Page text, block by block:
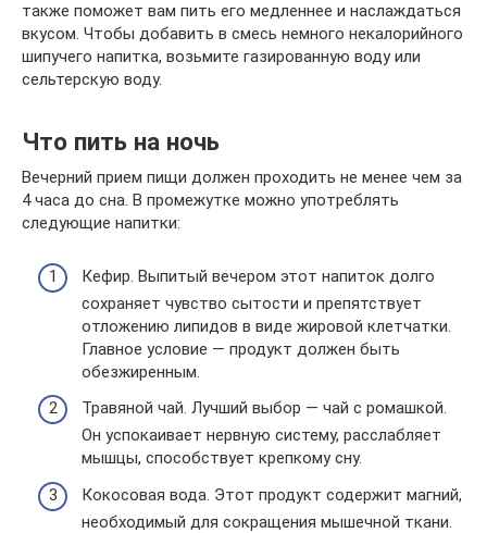
также поможет вам пить его медленнее и наслаждаться
вкусом. Чтобы добавить в смесь немного некалорийного
шипучего напитка, возьмите газированную воду или
сельтерскую воду.
Что пить на ночь
Вечерний прием пищи должен проходить не менее чем за
4 часа до сна. В промежутке можно употреблять
следующие напитки:
Кефир. Выпитый вечером этот напиток долго
сохраняет чувство сытости и препятствует
отложению липидов в виде жировой клетчатки.
Главное условие — продукт должен быть
обезжиренным.
Травяной чай. Лучший выбор — чай с ромашкой.
Он успокаивает нервную систему, расслабляет
мышцы, способствует крепкому сну.
Кокосовая вода. Этот продукт содержит магний,
необходимый для сокращения мышечной ткани.